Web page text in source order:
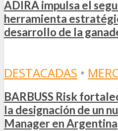
ADIRA impulsa el
herramienta
desarrollo de la
DESTACADAS •
BARBUSS Risk
la designación de un
Manager en Argentina